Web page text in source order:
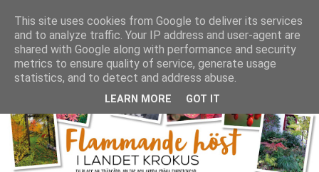
This site uses cookies from Google to deliver its services
and to analyze traffic. Your IP address and user-agent are
shared with Google along with performance and security
metrics to ensure quality of service, generate usage
statistics, and to detect and address abuse.
LEARN MORE GOT IT